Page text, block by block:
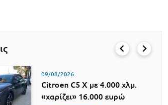
09/08/2026
Citroen C5 X με 4.000 χλμ.
«χαρίζει» 16.000 ευρώ